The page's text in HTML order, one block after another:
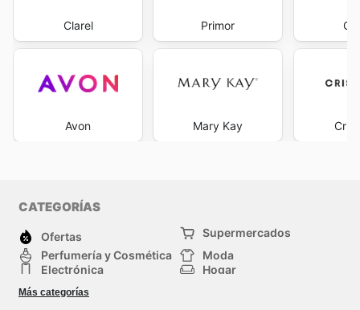
Clarel
Avon
Primor
Mary Kay
CATEGORÍAS
Ofertas
Supermercados
Perfumería y Cosmética
Moda
Electrónica
Hogar
Deporte
Juguetes y bebés
Más categorías